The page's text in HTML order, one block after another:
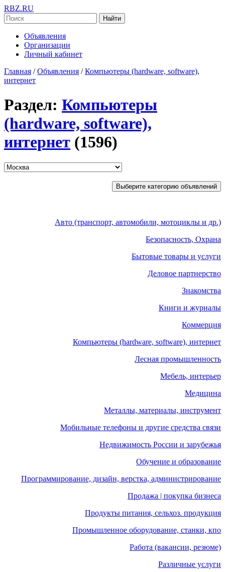
RBZ.RU
Найти
Объявления
Организации
Личный кабинет
Главная / Объявления / Компьютеры (hardware, software),
интернет
Раздел: Компьютеры
(hardware, software),
интернет (1596)
Выберите категорию объявлений
Авто (транспорт, автомобили, мотоциклы и др.)
Безопасность, Охрана
Бытовые товары и услуги
Деловое партнерство
Знакомства
Книги и журналы
Коммерция
Компьютеры (hardware, software), интернет
Лесная промышленность
Мебель, интерьер
Медицина
Металлы, материалы, инструмент
Мобильные телефоны и другие средства связи
Недвижимость России и зарубежья
Обучение и образование
Программирование, дизайн, верстка, администрирование
Продажа | покупка бизнеса
Продукты питания, сельхоз. продукция
Промышленное оборудование, станки, кпо
Работа (вакансии, резюме)
Различные услуги